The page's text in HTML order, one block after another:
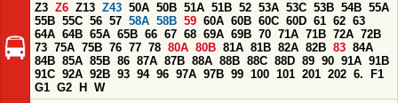
Z3 Z6 Z13 Z43 50A 50B 51A 51B 52 53A 53C 53B 54B 55A
55B 55C 56 57 58A 58B 59 60A 60B 60C 60D 61 62 63
64A 64B 65A 65B 66 67 68 69A 69B 70 71A 71B 72A 72B
73 75A 75B 76 77 78 80A 80B 81A 81B 82A 82B 83 84A
84B 85A 85B 86 87A 87B 88A 88B 88C 88D 89 90 91A 91B
91C 92A 92B 93 94 96 97A 97B 99 100 101 201 202 6.
F1
G1 G2 H
W